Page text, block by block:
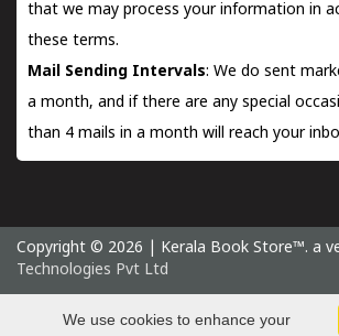
that we may process your information in
these terms.
Mail Sending Intervals: We do sent
a month, and if there are any special
than 4 mails in a month will reach your
Copyright © 2026 | Kerala Book Store™. a
Technologies Pvt Ltd
Saturday 8
We use cookies to enhance your